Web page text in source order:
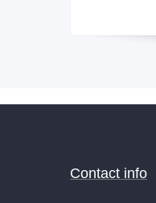
Contact info